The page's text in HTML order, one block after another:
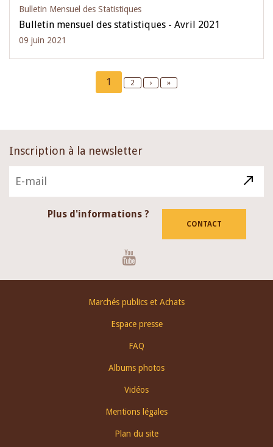
Bulletin Mensuel des Statistiques
Bulletin mensuel des statistiques - Avril 2021
09 juin 2021
Current
page
1 Page
2
Next
›
Last
»
Inscription à la newsletter
Plus d'informations ?
CONTACT
Marchés publics et Achats
Espace presse
FAQ
Albums photos
Vidéos
Mentions légales
Plan du site